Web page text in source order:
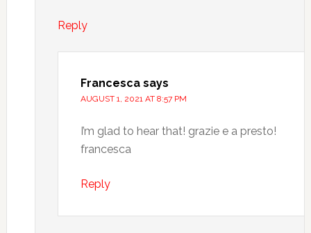
Reply
Francesca says
AUGUST 1, 2021 AT 8:57 PM
I’m glad to hear that! grazie e a presto!
francesca
Reply